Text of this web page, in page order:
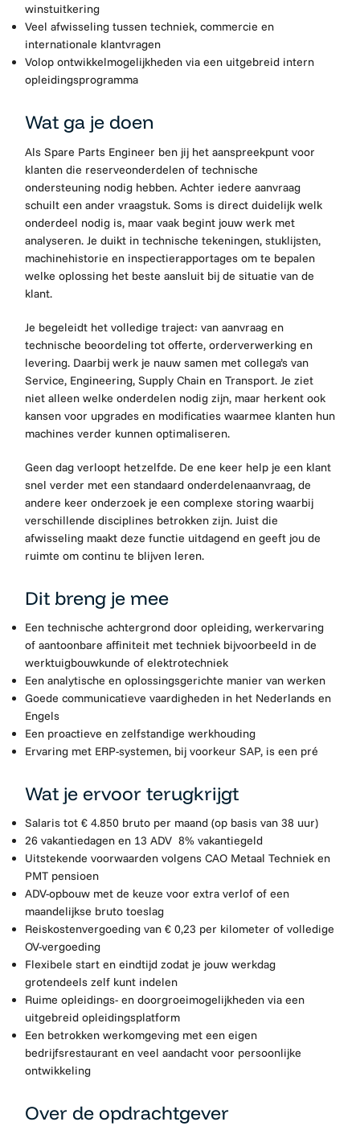
winstuitkering
Veel afwisseling tussen techniek, commercie en
internationale klantvragen
Volop ontwikkelmogelijkheden via een uitgebreid intern
opleidingsprogramma
Wat ga je doen
Als Spare Parts Engineer ben jij het aanspreekpunt voor
klanten die reserveonderdelen of technische
ondersteuning nodig hebben. Achter iedere aanvraag
schuilt een ander vraagstuk. Soms is direct duidelijk welk
onderdeel nodig is, maar vaak begint jouw werk met
analyseren. Je duikt in technische tekeningen, stuklijsten,
machinehistorie en inspectierapportages om te bepalen
welke oplossing het beste aansluit bij de situatie van de
klant.
Je begeleidt het volledige traject: van aanvraag en
technische beoordeling tot offerte, orderverwerking en
levering. Daarbij werk je nauw samen met collega’s van
Service, Engineering, Supply Chain en Transport. Je ziet
niet alleen welke onderdelen nodig zijn, maar herkent ook
kansen voor upgrades en modificaties waarmee klanten hun
machines verder kunnen optimaliseren.
Geen dag verloopt hetzelfde. De ene keer help je een klant
snel verder met een standaard onderdelenaanvraag, de
andere keer onderzoek je een complexe storing waarbij
verschillende disciplines betrokken zijn. Juist die
afwisseling maakt deze functie uitdagend en geeft jou de
ruimte om continu te blijven leren.
Dit breng je mee
Een technische achtergrond door opleiding, werkervaring
of aantoonbare affiniteit met techniek bijvoorbeeld in de
werktuigbouwkunde of elektrotechniek
Een analytische en oplossingsgerichte manier van werken
Goede communicatieve vaardigheden in het Nederlands en
Engels
Een proactieve en zelfstandige werkhouding
Ervaring met ERP-systemen, bij voorkeur SAP, is een pré
Wat je ervoor terugkrijgt
Salaris tot € 4.850 bruto per maand (op basis van 38 uur)
26 vakantiedagen en 13 ADV 8% vakantiegeld
Uitstekende voorwaarden volgens CAO Metaal Techniek en
PMT pensioen
ADV-opbouw met de keuze voor extra verlof of een
maandelijkse bruto toeslag
Reiskostenvergoeding van € 0,23 per kilometer of volledige
OV-vergoeding
Flexibele start en eindtijd zodat je jouw werkdag
grotendeels zelf kunt indelen
Ruime opleidings- en doorgroeimogelijkheden via een
uitgebreid opleidingsplatform
Een betrokken werkomgeving met een eigen
bedrijfsrestaurant en veel aandacht voor persoonlijke
ontwikkeling
Over de opdrachtgever